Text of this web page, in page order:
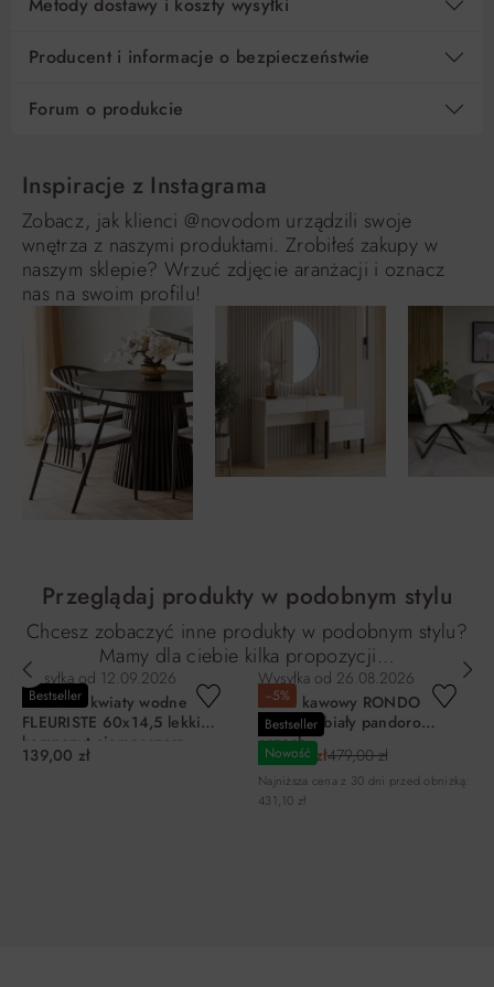
Producent i informacje o bezpieczeństwie
Forum o produkcie
Inspiracje z Instagrama
Zobacz, jak klienci @novodom urządzili swoje
wnętrza z naszymi produktami. Zrobiłeś zakupy w
naszym sklepie? Wrzuć zdjęcie aranżacji i oznacz
nas na swoim profilu!
Przeglądaj produkty w podobnym stylu
Chcesz zobaczyć inne produkty w podobnym stylu?
Mamy dla ciebie kilka propozycji…
Bestseller
Wysyłka od 12.09.2026
Miska na kwiaty wodne
FLEURISTE 60x14,5 lekki
kompozyt ciemnoszara
139,00 zł
−5%
Bestseller
Nowość
Wysyłka od 26.08.2026
Stolik kawowy RONDO
FI80X35 biały pandoro
orzech
455,05 zł479,00 zł
Najniższa cena z 30 dni przed obniżką:
431,10 zł